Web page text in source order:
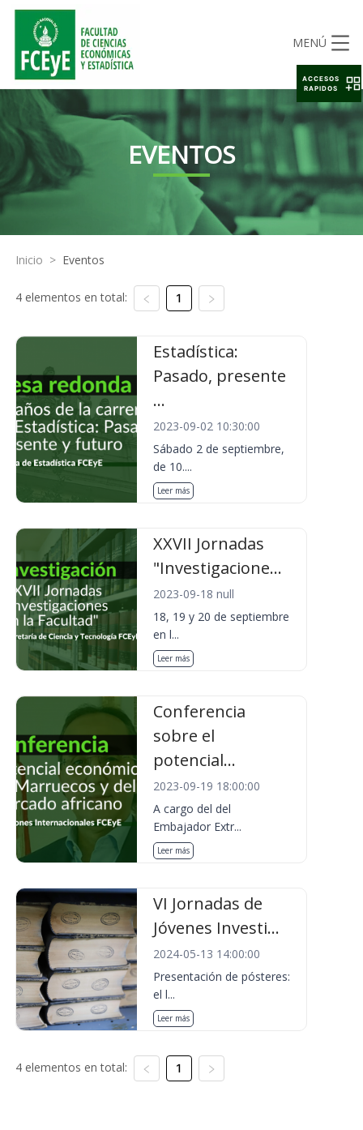
MENÚ
EVENTOS
Inicio > Eventos
4 elementos en total: 1
Estadística:
Pasado, presente
...
2023-09-02 10:30:00
Sábado 2 de septiembre,
de 10....
Leer más
XXVII Jornadas
"Investigacione...
2023-09-18 null
18, 19 y 20 de septiembre
en l...
Leer más
Conferencia
sobre el
potencial...
2023-09-19 18:00:00
A cargo del del
Embajador Extr...
Leer más
VI Jornadas de
Jóvenes Investi...
2024-05-13 14:00:00
Presentación de pósteres:
el l...
Leer más
4 elementos en total: 1
ACCESOS
RAPIDOS